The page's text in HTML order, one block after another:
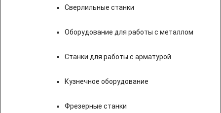
Сверлильные станки
Оборудование для работы с металлом
Станки для работы с арматурой
Кузнечное оборудование
Фрезерные станки